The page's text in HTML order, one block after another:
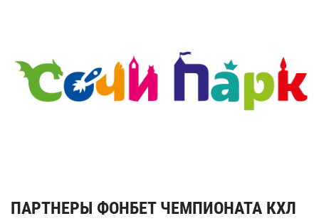
ПАРТНЕРЫ ФОНБЕТ ЧЕМПИОНАТА КХЛ